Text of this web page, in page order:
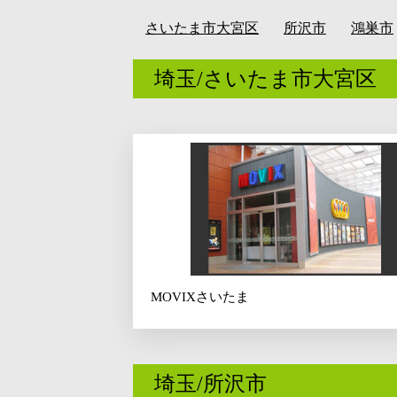
さいたま市大宮区 所沢市 鴻巣市
埼玉/さいたま市大宮区
MOVIXさいたま
埼玉/所沢市